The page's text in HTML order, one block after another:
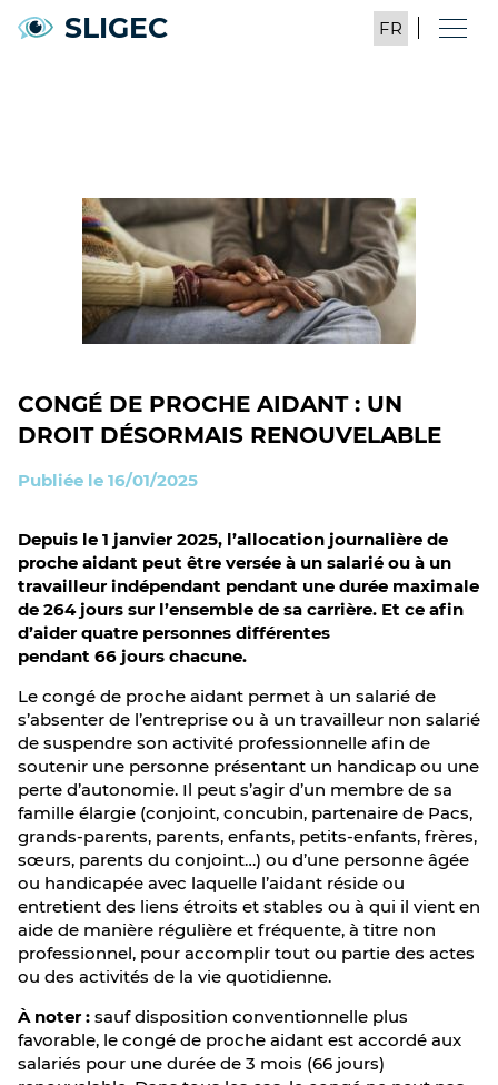
SLIGEC
CONGÉ DE PROCHE AIDANT : UN
DROIT DÉSORMAIS RENOUVELABLE
Publiée le 16/01/2025
Depuis le 1 janvier 2025, l’allocation journalière de
proche aidant peut être versée à un salarié ou à un
travailleur indépendant pendant une durée maximale
de 264 jours sur l’ensemble de sa carrière. Et ce afin
d’aider quatre personnes différentes
pendant 66 jours chacune.
Le congé de proche aidant permet à un salarié de
s’absenter de l’entreprise ou à un travailleur non salarié
de suspendre son activité professionnelle afin de
soutenir une personne présentant un handicap ou une
perte d’autonomie. Il peut s’agir d’un membre de sa
famille élargie (conjoint, concubin, partenaire de Pacs,
grands-parents, parents, enfants, petits-enfants, frères,
sœurs, parents du conjoint…) ou d’une personne âgée
ou handicapée avec laquelle l’aidant réside ou
entretient des liens étroits et stables ou à qui il vient en
aide de manière régulière et fréquente, à titre non
professionnel, pour accomplir tout ou partie des actes
ou des activités de la vie quotidienne.
À noter : sauf disposition conventionnelle plus
favorable, le congé de proche aidant est accordé aux
salariés pour une durée de 3 mois (66 jours)